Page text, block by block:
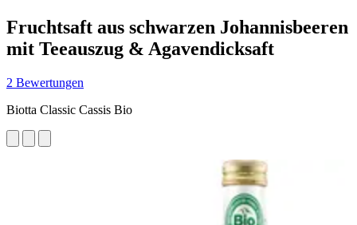
Fruchtsaft aus schwarzen Johannisbeeren
mit Teeauszug & Agavendicksaft
2 Bewertungen
Biotta Classic Cassis Bio